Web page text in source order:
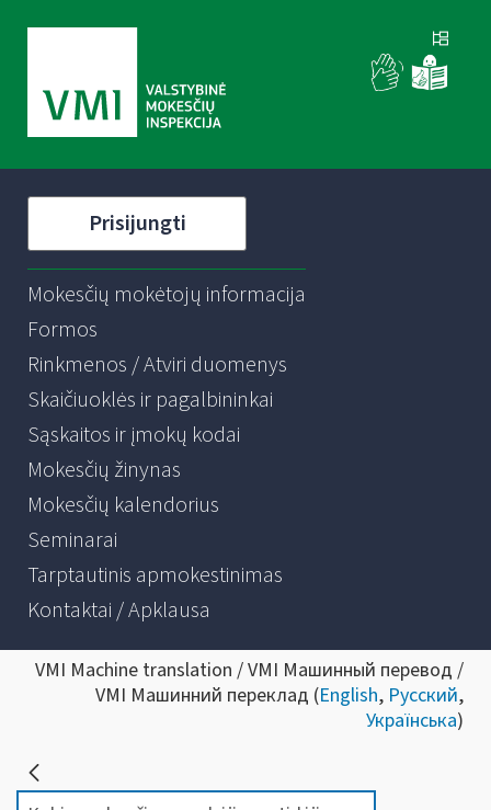
Prisijungti
Mokesčių mokėtojų informacija
Formos
Rinkmenos / Atviri duomenys
Skaičiuoklės ir pagalbininkai
Sąskaitos ir įmokų kodai
Mokesčių žinynas
Mokesčių kalendorius
Seminarai
Tarptautinis apmokestinimas
Kontaktai / Apklausa
VMI Machine translation / VMI Машинный перевод /
VMI Машинний переклад (English, Русский,
Українська)